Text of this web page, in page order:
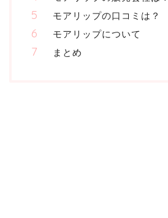
モアリップの口コミは？
モアリップについて
まとめ